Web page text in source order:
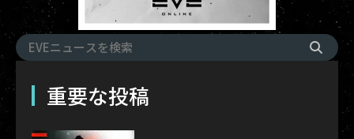
重要な投稿